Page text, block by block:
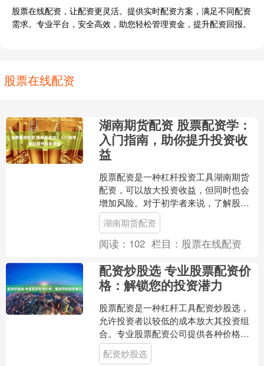
股票在线配资，让配资更灵活。提供实时配资方案，满足不同配资
需求。专业平台，安全高效，助您轻松管理资金，提升配资回报。
股票在线配资
湖南期货配资 股票配资学：
入门指南，助你提升投资收
益
股票配资是一种杠杆投资工具湖南期货
配资，可以放大投资收益，但同时也会
增加风险。对于初学者来说，了解股票
配资的基本原理至关重要。 配资的杠杆
效应可以放大投资者的收....
湖南期货配资
阅读： 102 栏目： 股票在线配资
配资炒股选 专业股票配资价
格：解锁您的投资潜力
股票配资是一种杠杆工具配资炒股选，
允许投资者以较低的成本放大其投资组
合。专业股票配资公司提供各种价格选
项，以满足不同投资者的需求。 * **放大
投资规模：**通....
配资炒股选